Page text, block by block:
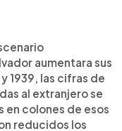
aumentara sus
1939, las cifras de
al extranjero se
en colones de esos
reducidos los